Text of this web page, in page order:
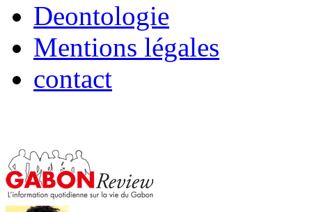
Deontologie
Mentions légales
contact